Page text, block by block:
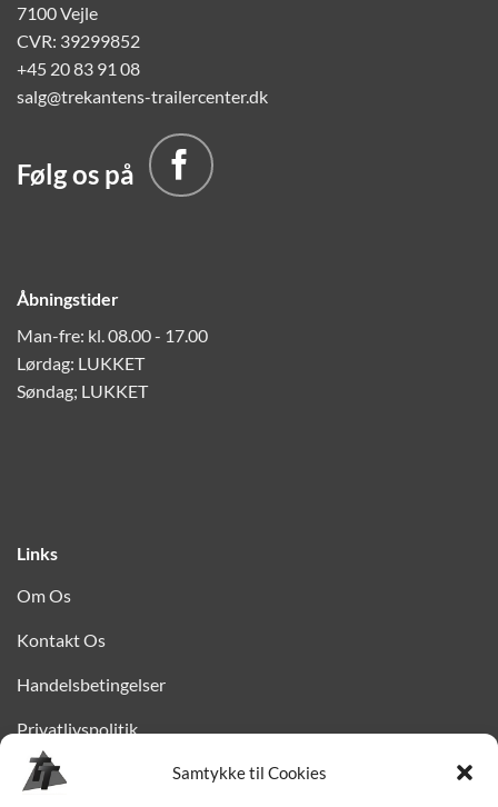
Samtykke til Cookies
7100 Vejle
CVR: 39299852
+45 20 83 91 08
salg@trekantens-trailercenter.dk
Følg os på
Åbningstider
Man-fre: kl. 08.00 - 17.00
Lørdag: LUKKET
Søndag; LUKKET
Links
Om Os
Kontakt Os
Handelsbetingelser
Privatlivspolitik
Finansiering